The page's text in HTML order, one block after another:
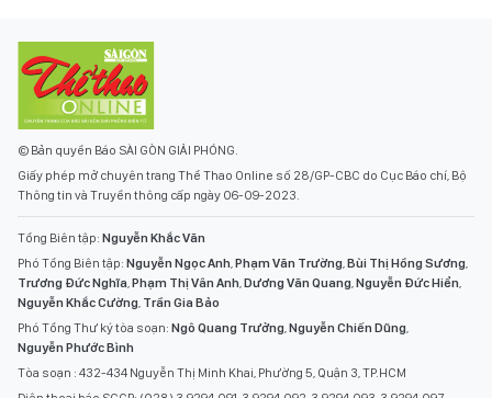
© Bản quyền Báo SÀI GÒN GIẢI PHÓNG.
Giấy phép mở chuyên trang Thể Thao Online số 28/GP-CBC do Cục Báo chí, Bộ
Thông tin và Truyền thông cấp ngày 06-09-2023.
Tổng Biên tập: Nguyễn Khắc Văn
Phó Tổng Biên tập: Nguyễn Ngọc Anh,Phạm Văn Trường,Bùi Thị Hồng Sương,
Trương Đức Nghĩa,Phạm Thị Vân Anh,Dương Văn Quang,Nguyễn Đức Hiển,
Nguyễn Khắc Cường, Trần Gia Bảo
Phó Tổng Thư ký tòa soạn: Ngô Quang Trưởng,Nguyễn Chiến Dũng,
Nguyễn Phước Bình
Tòa soạn : 432-434 Nguyễn Thị Minh Khai, Phường 5, Quận 3, TP.HCM